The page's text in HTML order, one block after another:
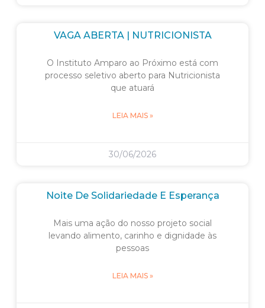
VAGA ABERTA | NUTRICIONISTA
O Instituto Amparo ao Próximo está com
processo seletivo aberto para Nutricionista
que atuará
LEIA MAIS »
30/06/2026
Noite De Solidariedade E Esperança
Mais uma ação do nosso projeto social
levando alimento, carinho e dignidade às
pessoas
LEIA MAIS »